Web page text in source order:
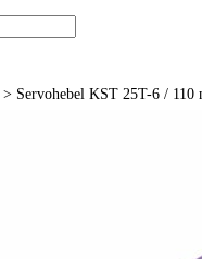
> Servohebel KST 25T-6 /